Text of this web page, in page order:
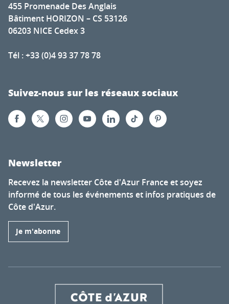
455 Promenade Des Anglais
Bâtiment HORIZON – CS 53126
06203 NICE Cedex 3
Tél : +33 (0)4 93 37 78 78
Suivez-nous sur les réseaux sociaux
Newsletter
Recevez la newsletter Côte d'Azur France et soyez
informé de tous les événements et infos pratiques de
Côte d'Azur.
Je m'abonne